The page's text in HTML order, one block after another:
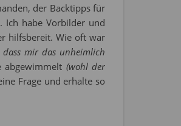
der Backtipps für
Ich habe Vorbilder und
hilfsbereit. Wie oft war
mir das unheimlich
(wohl der
Frage und erhalte so